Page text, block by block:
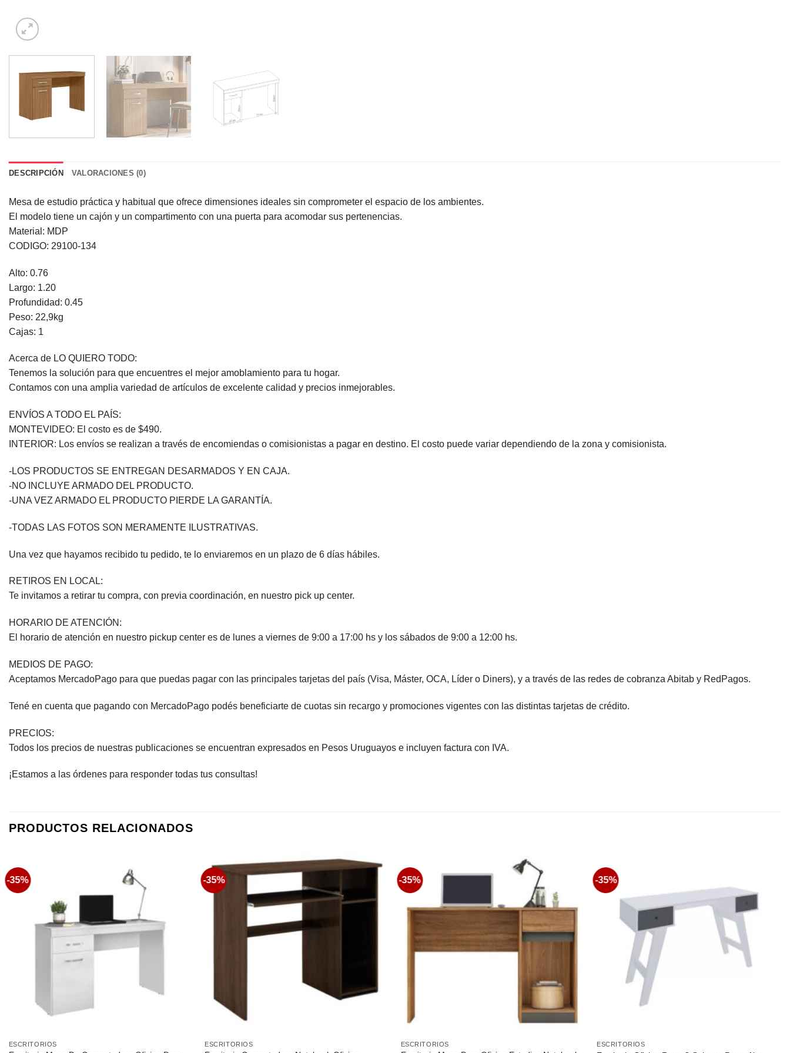
DESCRIPCIÓN VALORACIONES (0)
Mesa de estudio práctica y habitual que ofrece dimensiones ideales sin comprometer el espacio de los ambientes.
El modelo tiene un cajón y un compartimento con una puerta para acomodar sus pertenencias.
Material: MDP
CODIGO: 29100-134
Alto: 0.76
Largo: 1.20
Profundidad: 0.45
Peso: 22,9kg
Cajas: 1
Acerca de LO QUIERO TODO:
Tenemos la solución para que encuentres el mejor amoblamiento para tu hogar.
Contamos con una amplia variedad de artículos de excelente calidad y precios inmejorables.
ENVÍOS A TODO EL PAÍS:
MONTEVIDEO: El costo es de $490.
INTERIOR: Los envíos se realizan a través de encomiendas o comisionistas a pagar en destino. El costo puede variar dependiendo de la zona y comisionista.
-LOS PRODUCTOS SE ENTREGAN DESARMADOS Y EN CAJA.
-NO INCLUYE ARMADO DEL PRODUCTO.
-UNA VEZ ARMADO EL PRODUCTO PIERDE LA GARANTÍA.
-TODAS LAS FOTOS SON MERAMENTE ILUSTRATIVAS.
Una vez que hayamos recibido tu pedido, te lo enviaremos en un plazo de 6 días hábiles.
RETIROS EN LOCAL:
Te invitamos a retirar tu compra, con previa coordinación, en nuestro pick up center.
HORARIO DE ATENCIÓN:
El horario de atención en nuestro pickup center es de lunes a viernes de 9:00 a 17:00 hs y los sábados de 9:00 a 12:00 hs.
MEDIOS DE PAGO:
Aceptamos MercadoPago para que puedas pagar con las principales tarjetas del país (Visa, Máster, OCA, Líder o Diners), y a través de las redes de cobranza Abitab y RedPagos.
Tené en cuenta que pagando con MercadoPago podés beneficiarte de cuotas sin recargo y promociones vigentes con las distintas tarjetas de crédito.
PRECIOS:
Todos los precios de nuestras publicaciones se encuentran expresados en Pesos Uruguayos e incluyen factura con IVA.
¡Estamos a las órdenes para responder todas tus consultas!
PRODUCTOS RELACIONADOS
-35%
ESCRITORIOS
-35%
ESCRITORIOS
-35%
ESCRITORIOS
-35%
ESCRITORIOS